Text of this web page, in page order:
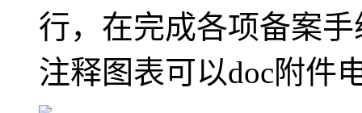
行，在完成各项备案
注释图表可以doc附件